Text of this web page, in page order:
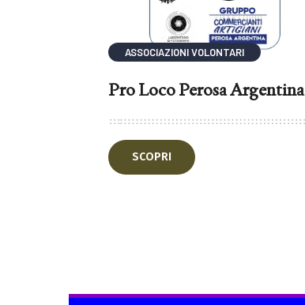
ASSOCIAZIONI VOLONTARI
Pro Loco Perosa Argentina
SCOPRI